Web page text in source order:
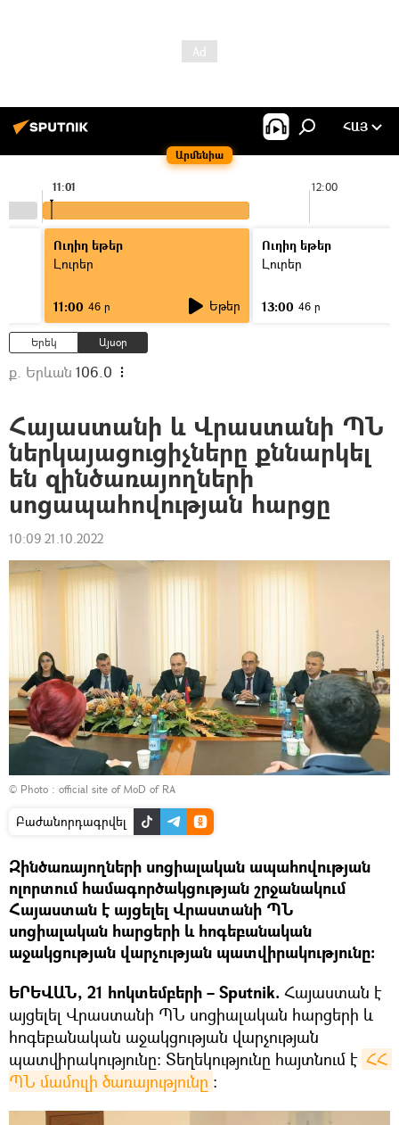
Արմենիա
ՀԱՅ
12:00
11:01
Ուղիղ եթեր
Լուրեր
11:00 46 ր Եթեր
Ուղիղ եթեր
Լուրեր
13:00 46 ր
Երեկ Այսօր
ք. Երևան 106.0
Հայաստանի և Վրաստանի ՊՆ
ներկայացուցիչները քննարկել
են զինծառայողների
սոցապահովության հարցը
10:09 21.10.2022
© Photo : official site of MoD of RA
Բաժանորդագրվել
Զինծառայողների սոցիալական ապահովության
ոլորտում համագործակցության շրջանակում
Հայաստան է այցելել Վրաստանի ՊՆ
սոցիալական հարցերի և հոգեբանական
աջակցության վարչության պատվիրակությունը:
ԵՐԵՎԱՆ, 21 հոկտեմբերի – Sputnik. Հայաստան է
այցելել Վրաստանի ՊՆ սոցիալական հարցերի և
հոգեբանական աջակցության վարչության
պատվիրակությունը: Տեղեկությունը հայտնում է ՀՀ
ՊՆ մամուլի ծառայությունը ։